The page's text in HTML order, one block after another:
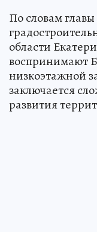
По словам
области
воспринимают
низкоэтажной
заключается
развития